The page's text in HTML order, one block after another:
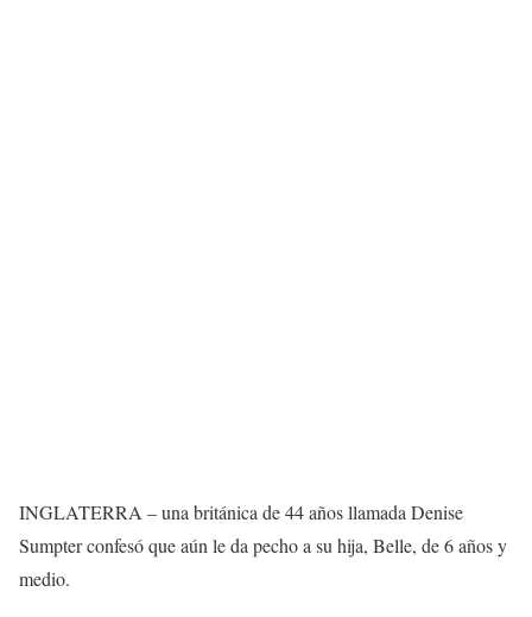
INGLATERRA – una británica de 44 años llamada Denise
Sumpter confesó que aún le da pecho a su hija, Belle, de 6 años y
medio.